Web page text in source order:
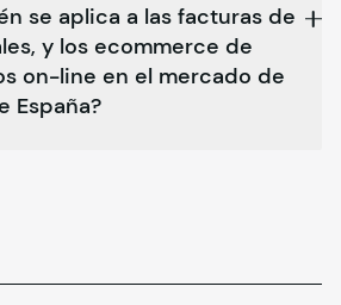
se aplica a las facturas de
y los ecommerce de
on-line en el mercado de
España?